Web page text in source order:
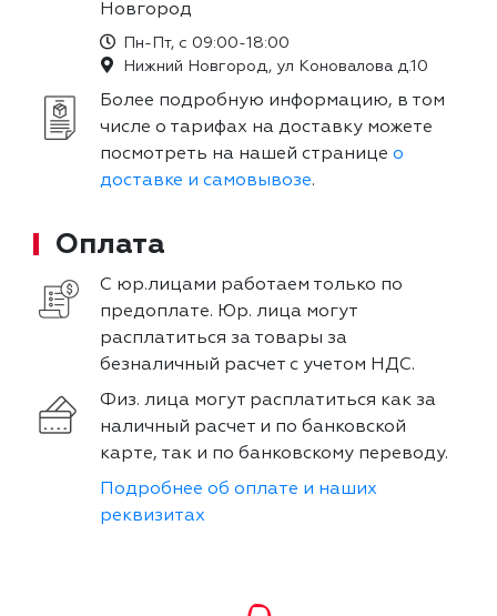
Новгород
Пн-Пт, с 09:00-18:00
Нижний Новгород, ул Коновалова д.10
Более подробную информацию, в том
числе о тарифах на доставку можете
посмотреть на нашей странице о
доставке и самовывозе.
Оплата
С юр.лицами работаем только по
предоплате. Юр. лица могут
расплатиться за товары за
безналичный расчет с учетом НДС.
Физ. лица могут расплатиться как за
наличный расчет и по банковской
карте, так и по банковскому переводу.
Подробнее об оплате и наших
реквизитах